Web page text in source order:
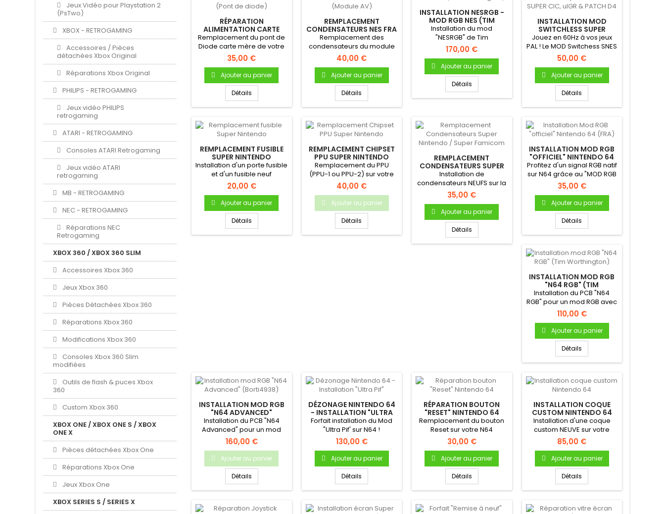
Jeux Vidéo pour Playstation 2
(PsTwo)
XBOX - RETROGAMING
Accessoires / Pièces
détachées Xbox Original
Réparations Xbox Original
PHILIPS - RETROGAMING
Jeux vidéo PHILIPS
retrogaming
ATARI - RETROGAMING
Consoles ATARI Retrogaming
Jeux vidéo ATARI
retrogaming
MB - RETROGAMING
NEC - RETROGAMING
Réparations NEC
Retrogaming
XBOX 360 / XBOX 360 SLIM
Accessoires Xbox 360
Jeux Xbox 360
Pièces Détachées Xbox 360
Réparations Xbox 360
Modifications Xbox 360
Consoles Xbox 360 Slim
modifiées
Outils de flash & puces Xbox
360
Custom Xbox 360
XBOX ONE / XBOX ONE S / XBOX
ONE X
Pièces détachées Xbox One
Réparations Xbox One
Jeux Xbox One
XBOX SERIES S / SERIES X
RÉPARATION
ALIMENTATION CARTE
MÈRE NINTENDO NES
(PONT DE DIODE)
Remplacement du pont de
Diode carte mère de votre
Nintendo NES
35,00 €
Ajouter au panier
Détails
REMPLACEMENT
CONDENSATEURS NES FRA
(MODULE AV)
Remplacement des
condensateurs du module
RGB / Alimentation sur NES
FRA
40,00 €
Ajouter au panier
Détails
INSTALLATION NESRGB -
MOD RGB NES (TIM
WORTHINGTON)
Installation du mod
"NESRGB" de Tim
Worthington sur votre
Nintendo NES
170,00 €
Ajouter au panier
Détails
INSTALLATION MOD
SWITCHLESS SUPER
NINTENDO - SUPER CIC,
UIGR & PATCH D4
Jouez en 60Hz à vos jeux
PAL ! Le MOD Switchess SNES
permet de choisir Zone...
50,00 €
Ajouter au panier
Détails
REMPLACEMENT FUSIBLE
SUPER NINTENDO
Installation d'un porte fusible
et d'un fusible neuf
20,00 €
Ajouter au panier
Détails
REMPLACEMENT CHIPSET
PPU SUPER NINTENDO
Remplacement du PPU
(PPU-1 ou PPU-2) sur votre
console SNES / Super
Famicom !
40,00 €
Ajouter au panier
Détails
REMPLACEMENT
CONDENSATEURS SUPER
NINTENDO / SUPER
FAMICOM
Installation de
condensateurs NEUFS sur la
carte mère de votre
console Super...
35,00 €
Ajouter au panier
Détails
INSTALLATION MOD RGB
"OFFICIEL" NINTENDO 64
(FRA)
Profitez d'un signal RGB natif
sur N64 grâce au "MOD RGB
OFFICIEL N64" !...
35,00 €
Ajouter au panier
Détails
INSTALLATION MOD RGB
"N64 RGB" (TIM
WORTHINGTON)
Installation du PCB "N64
RGB" pour un mod RGB avec
mode "Deblur" sur votre...
110,00 €
Ajouter au panier
Détails
INSTALLATION MOD RGB
"N64 ADVANCED"
(BORTI4938)
Installation du PCB "N64
Advanced" pour un mod
RGB "Ultime" sur votre N64...
160,00 €
Ajouter au panier
Détails
DÉZONAGE NINTENDO 64
- INSTALLATION "ULTRA
PIF"
Forfait installation du Mod
"Ultra Pif' sur N64 !
Dézonage INTÉGRAL de la...
130,00 €
Ajouter au panier
Détails
RÉPARATION BOUTON
"RESET" NINTENDO 64
Remplacement du bouton
Reset sur votre N64
30,00 €
Ajouter au panier
Détails
INSTALLATION COQUE
CUSTOM NINTENDO 64
Installation d'une coque
custom NEUVE sur votre
console Nintendo 64....
85,00 €
Ajouter au panier
Détails